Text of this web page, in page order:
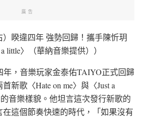
廣告
）睽違四年 強勢回歸！攜手陳忻玥
little〉（華納音樂提供））
年，音樂玩家金泰佑TAIYO正式回歸
新歌〈Hate on me〉與〈Just a
音樂樣貌。他坦言這次發行新歌的
這個節奏快速的時代，「如果沒有